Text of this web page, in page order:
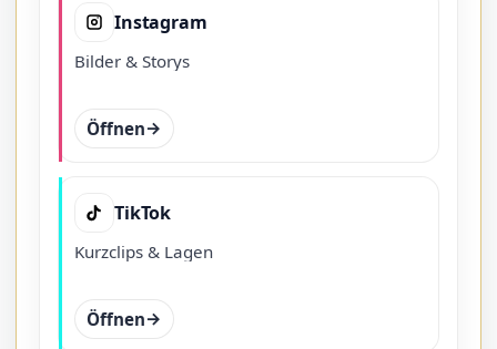
Instagram
Bilder & Storys
Öffnen
TikTok
Kurzclips & Lagen
Öffnen